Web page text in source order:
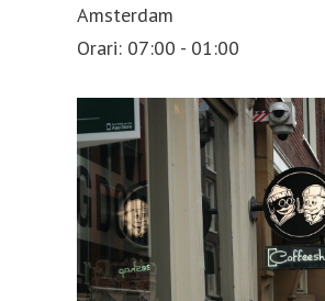
Amsterdam
Orari: 07:00 - 01:00